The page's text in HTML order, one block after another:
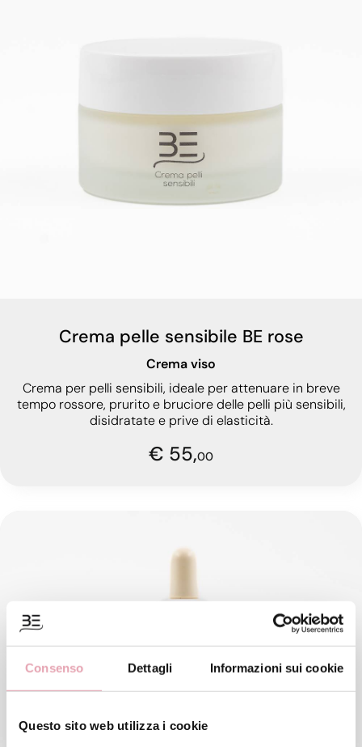
Consenso Dettagli Informazioni sui cookie
Questo sito web utilizza i cookie
Crema pelle sensibile BE rose
Crema viso
Crema per pelli sensibili, ideale per attenuare in breve
tempo rossore, prurito e bruciore delle pelli più sensibili,
disidratate e prive di elasticità.
€ 55,00